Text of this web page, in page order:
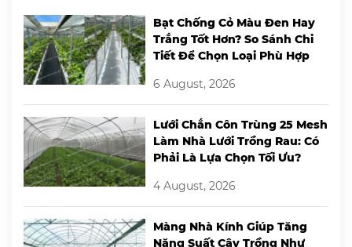
Bạt Chống Cỏ Màu Đen Hay
Trắng Tốt Hơn? So Sánh Chi
Tiết Để Chọn Loại Phù Hợp
6 August, 2026
Lưới Chắn Côn Trùng 25 Mesh
Làm Nhà Lưới Trồng Rau: Có
Phải Là Lựa Chọn Tối Ưu?
4 August, 2026
Màng Nhà Kính Giúp Tăng
Năng Suất Cây Trồng Như